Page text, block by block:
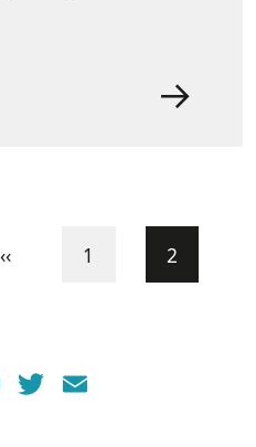
Page précédente
‹‹ Page
1 Page
2
Facebook
Twitter